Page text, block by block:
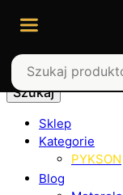
Szukaj
Sklep
Kategorie
PYKSON
Blog